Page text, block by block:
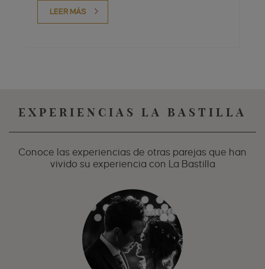
LEER MÁS
EXPERIENCIAS LA BASTILLA
Conoce las experiencias de otras parejas que han
vivido su experiencia con La Bastilla